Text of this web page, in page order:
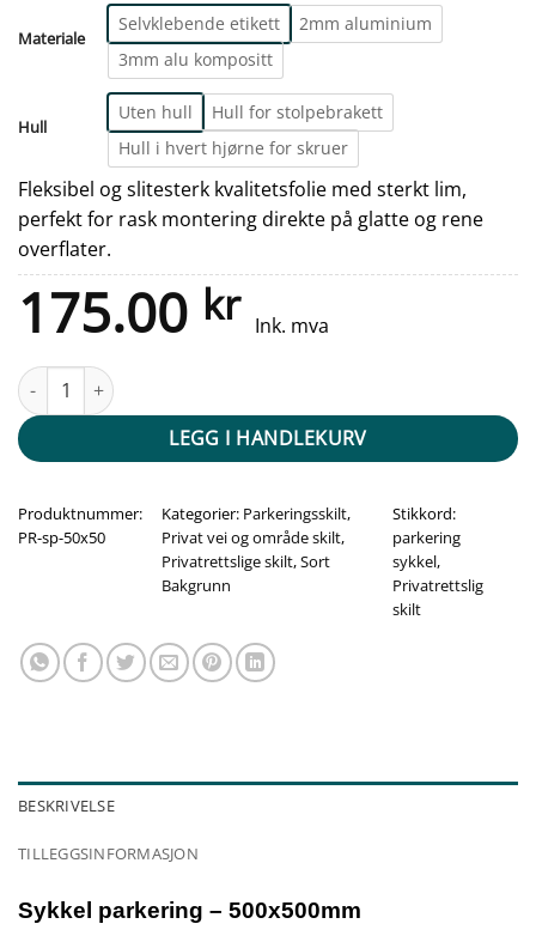
Materiale
Selvklebende etikett
2mm aluminium
3mm alu kompositt
Hull
Uten hull
Hull for stolpebrakett
Hull i hvert hjørne for skruer
Fleksibel og slitesterk kvalitetsfolie med sterkt lim,
perfekt for rask montering direkte på glatte og rene
overflater.
175.00 kr Ink. mva
Parkering skilt - Sykkel parkering - 500x500mm antall
LEGG I HANDLEKURV
Produktnummer:
PR-sp-50x50
Kategorier: Parkeringsskilt,
Privat vei og område skilt,
Privatrettslige skilt,Sort
Bakgrunn
Stikkord:
parkering
sykkel,
Privatrettslig
skilt
BESKRIVELSE
TILLEGGSINFORMASJON
Sykkel parkering – 500x500mm